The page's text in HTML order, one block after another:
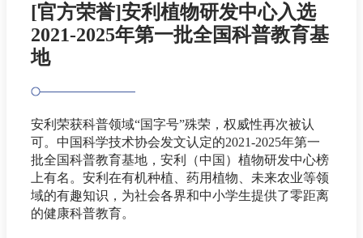
[官方荣誉]安利植物研发中心入选
2021-2025年第一批全国科普教育基
地
安利荣获科普领域“国字号”殊荣，权威性再次被认
可。中国科学技术协会发文认定的2021-2025年第一
批全国科普教育基地，安利（中国）植物研发中心榜
上有名。安利在有机种植、药用植物、未来农业等领
域的有趣知识，为社会各界和中小学生提供了零距离
的健康科普教育。